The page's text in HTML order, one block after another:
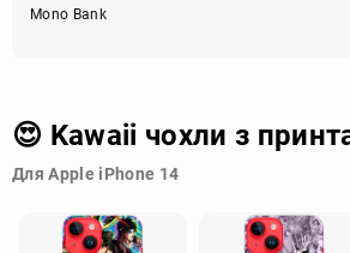
Mono Bank
😍 Kawaii чохли з
Для Apple iPhone 14